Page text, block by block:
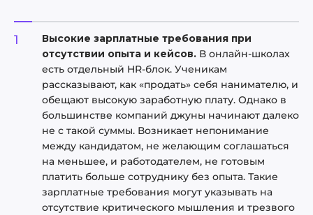
Высокие зарплатные требования при
отсутствии опыта и кейсов. В онлайн-школах
есть отдельный HR-блок. Ученикам
рассказывают, как «продать» себя нанимателю, и
обещают высокую заработную плату. Однако в
большинстве компаний джуны начинают далеко
не с такой суммы. Возникает непонимание
между кандидатом, не желающим соглашаться
на меньшее, и работодателем, не готовым
платить больше сотруднику без опыта. Такие
зарплатные требования могут указывать на
отсутствие критического мышления и трезвого